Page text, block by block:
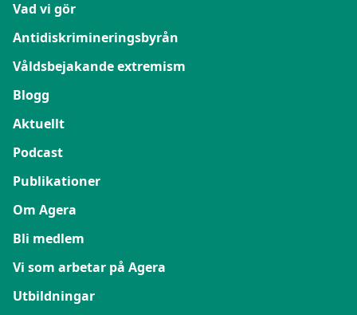
Vad vi gör
Antidiskrimineringsbyrån
Våldsbejakande extremism
Blogg
Aktuellt
Podcast
Publikationer
Om Agera
Bli medlem
Vi som arbetar på Agera
Utbildningar